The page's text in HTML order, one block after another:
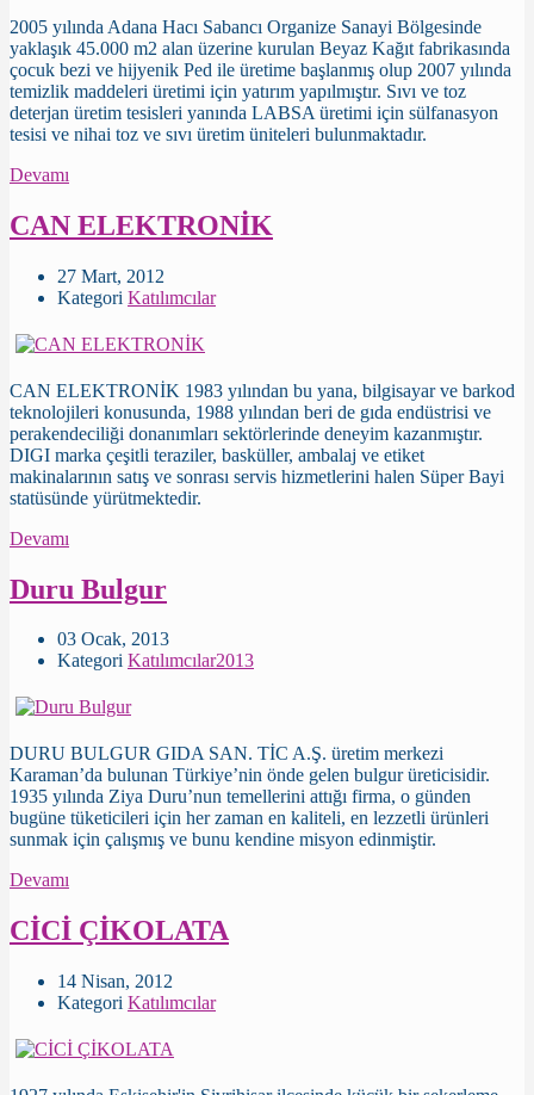
2005 yılında Adana Hacı Sabancı Organize Sanayi Bölgesinde
yaklaşık 45.000 m2 alan üzerine kurulan Beyaz Kağıt fabrikasında
çocuk bezi ve hijyenik Ped ile üretime başlanmış olup 2007 yılında
temizlik maddeleri üretimi için yatırım yapılmıştır. Sıvı ve toz
deterjan üretim tesisleri yanında LABSA üretimi için sülfanasyon
tesisi ve nihai toz ve sıvı üretim üniteleri bulunmaktadır.
Devamı
CAN ELEKTRONİK
27 Mart, 2012
Kategori Katılımcılar
CAN ELEKTRONİK 1983 yılından bu yana, bilgisayar ve barkod
teknolojileri konusunda, 1988 yılından beri de gıda endüstrisi ve
perakendeciliği donanımları sektörlerinde deneyim kazanmıştır.
DIGI marka çeşitli teraziler, basküller, ambalaj ve etiket
makinalarının satış ve sonrası servis hizmetlerini halen Süper Bayi
statüsünde yürütmektedir.
Devamı
Duru Bulgur
03 Ocak, 2013
Kategori Katılımcılar2013
DURU BULGUR GIDA SAN. TİC A.Ş. üretim merkezi
Karaman’da bulunan Türkiye’nin önde gelen bulgur üreticisidir.
1935 yılında Ziya Duru’nun temellerini attığı firma, o günden
bugüne tüketicileri için her zaman en kaliteli, en lezzetli ürünleri
sunmak için çalışmış ve bunu kendine misyon edinmiştir.
Devamı
CİCİ ÇİKOLATA
14 Nisan, 2012
Kategori Katılımcılar